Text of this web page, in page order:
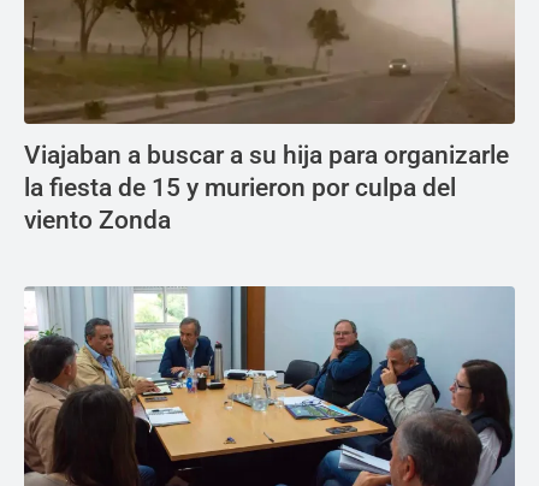
Viajaban a buscar a su hija para organizarle
la fiesta de 15 y murieron por culpa del
viento Zonda